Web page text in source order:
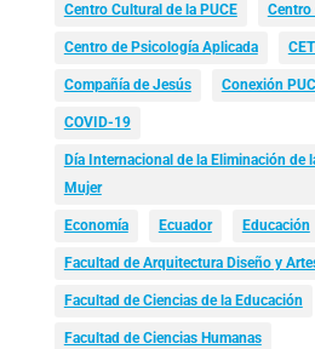
Centro Cultural de la PUCE Centro
Centro de Psicología Aplicada
Compañía de Jesús Conexión
COVID-19
Día Internacional de la Eliminación de
Mujer
Economía Ecuador Educación
Facultad de Arquitectura Diseño y
Facultad de Ciencias de la Educación
Facultad de Ciencias Humanas